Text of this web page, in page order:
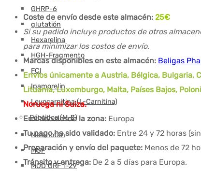
GHRP-6
glutatión
Hexarelina
HGH-Fragmento
FCI
Ipamorelin
Levocarnitina (L-Carnitina)
Péptidos (M-Z)
Melanotán
MGF
MOD GRF 1-29
Coste de envío desde este almacén: 25€
Si su pedido incluye productos de otros
para minimizar los costos de envío.
Marcas disponibles en este almacén: Beligas
Envíos únicamente a Austria, Bélgica, Bulgaria,
Lituania, Luxemburgo, Malta, Países Bajos,
Noruega ni Suiza.
Enviado desde la zona: Europa
Tu pago ha sido validado: Entre 24 y 72 horas
Preparación y envío del paquete: Menos de 72
Tránsito y entrega: De 2 a 5 días para Europa.